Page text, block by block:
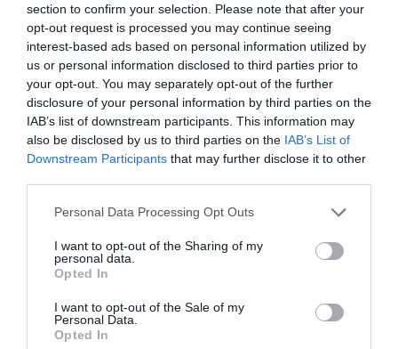
section to confirm your selection. Please note that after your
opt-out request is processed you may continue seeing
interest-based ads based on personal information utilized by
us or personal information disclosed to third parties prior to
your opt-out. You may separately opt-out of the further
disclosure of your personal information by third parties on the
IAB’s list of downstream participants. This information may
also be disclosed by us to third parties on the IAB’s List of
Downstream Participants that may further disclose it to other
Please note that this website/app uses one or more Google
not limited to your visit or usage behaviour. You may click to
grant or deny consent to Google and its third-party tags to
use your data for below specified purposes in below Google
consent section.
Personal Data Processing Opt Outs
I want to opt-out of the Sharing of my
personal data.
Opted In
I want to opt-out of the Sale of my
Personal Data.
Opted In
Ingyenes légi bemutató Budapest mellett:
visszatér az Airshow!
A Budaörsi Repülőtér 2025-ben is megrendezi az
programokkal…
PROGRAM